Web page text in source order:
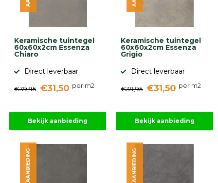
Keramische tuintegel
60x60x2cm Essenza
Chiaro
Direct leverbaar
€39,95 €31,50 per m2
Bekijk aanbieding
Keramische tuintegel
60x60x2cm Essenza
Grigio
Direct leverbaar
€39,95 €31,50 per m2
Bekijk aanbieding
AANBIEDING AANBIEDING